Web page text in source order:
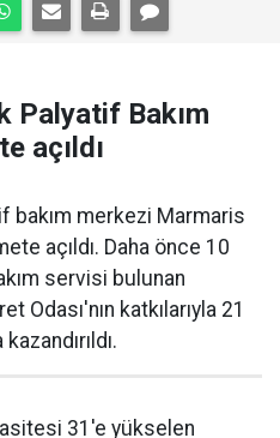
Palyatif Bakım
açıldı
bakım merkezi Marmaris
açıldı. Daha önce 10
servisi bulunan
Odası'nın katkılarıyla 21
31'e yükselen